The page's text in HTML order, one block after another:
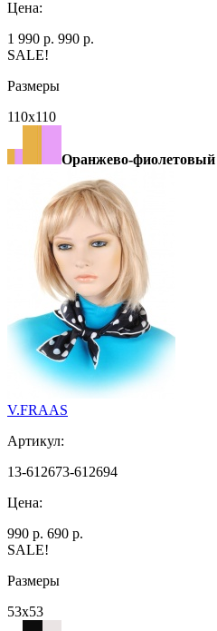
Цена:
1 990 р. 990 р.
SALE!
Размеры
110х110
Оранжево-фиолетовый
V.FRAAS
Артикул:
13-612673-612694
Цена:
990 р. 690 р.
SALE!
Размеры
53х53